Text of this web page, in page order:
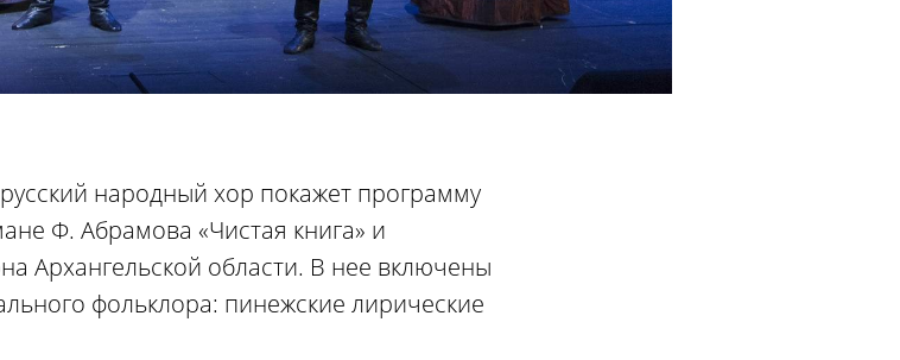
народный хор покажет программу
Ф. Абрамова «Чистая книга» и
Архангельской области. В нее включены
фольклора: пинежские лирические